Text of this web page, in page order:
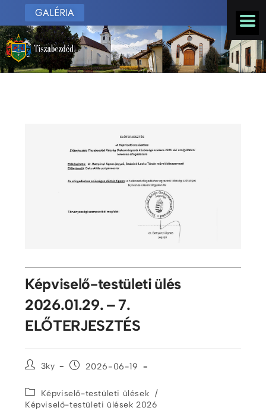
GALÉRIA
Képviselő-testületi ülés
2026.01.29. – 7.
ELŐTERJESZTÉS
3ky 2026-06-19
Képviselő-testületi ülések /
Képviselő-testületi ülések 2026